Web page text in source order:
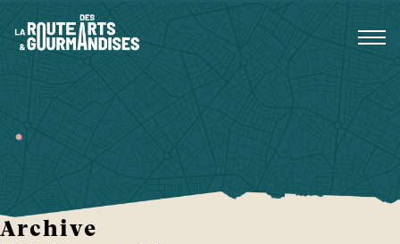
au
contenu
.
Archive